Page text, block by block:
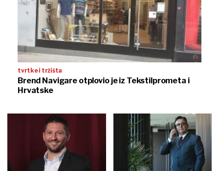
tvrtke i tržišta
Brend Navigare otplovio je iz Tekstilprometa i
Hrvatske